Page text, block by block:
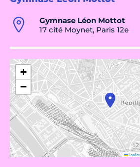
Gymnase Léon Mottot
17 cité Moynet, Paris 12e
+
−
Leaflet